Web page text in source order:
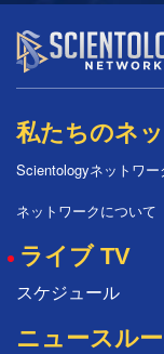
私たちのネ
Scientologyネットワ
ネットワークについて
ライブ TV
スケジュール
ニュースル